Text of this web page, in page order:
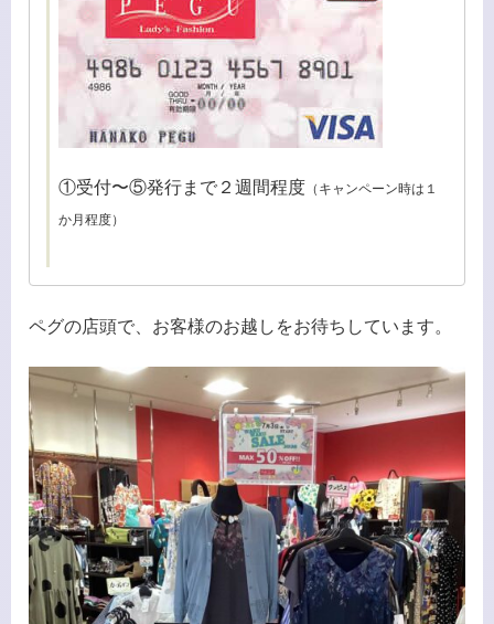
①受付〜⑤発行まで２週間程度 （キャンペーン時は１
か月程度）
ペグの店頭で、お客様のお越しをお待ちしています。